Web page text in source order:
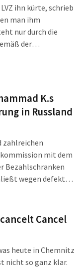
ihn kürte, schrieb
man ihm
nur durch die
der
K.s
in Russland
zahlreichen
mit dem
Bezahlschranken
wegen defekter
Cancel
heute in Chemnitz
nicht so ganz klar.